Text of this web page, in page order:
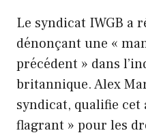
Le syndicat IWGB a
dénonçant une «
précédent » dans
britannique. Alex
syndicat, qualifie cet
flagrant » pour les